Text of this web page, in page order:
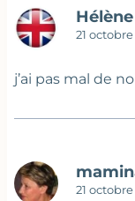
Hélène
21
j’ai pas mal de
21